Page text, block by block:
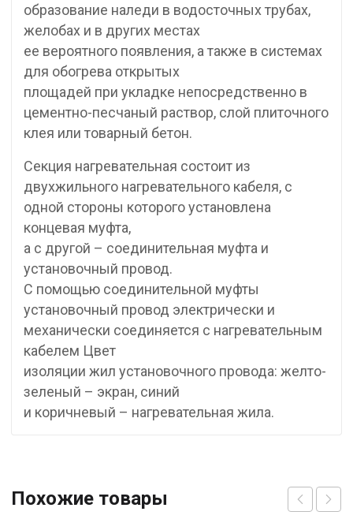
образование наледи в водосточных трубах,
желобах и в других местах
ее вероятного появления, а также в системах
для обогрева открытых
площадей при укладке непосредственно в
цементно-песчаный раствор, слой плиточного
клея или товарный бетон.
Секция нагревательная состоит из
двухжильного нагревательного кабеля, с
одной стороны которого установлена
концевая муфта,
а с другой – соединительная муфта и
установочный провод.
С помощью соединительной муфты
установочный провод электрически и
механически соединяется с нагревательным
кабелем Цвет
изоляции жил установочного провода: желто-
зеленый – экран, синий
и коричневый – нагревательная жила.
Похожие товары